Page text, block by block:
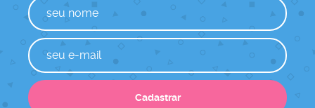
Cadastrar